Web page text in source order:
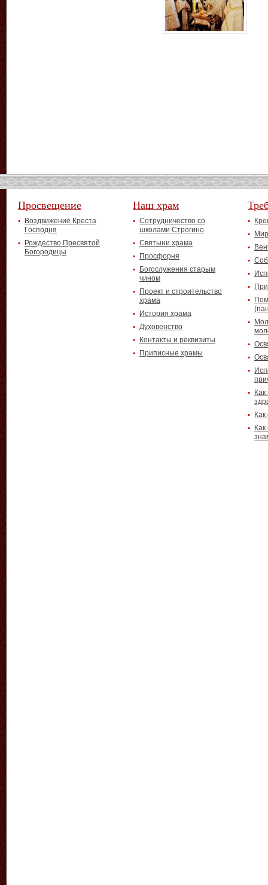
Просвещение
Воздвижение Креста
Господня
Рождество Пресвятой
Богородицы
Наш храм
Сотрудничество со
школами Строгино
Святыни храма
Просфорня
Богослужения старым
чином
Проект и строительство
храма
История храма
Духовенство
Контакты и реквизиты
Приписные храмы
Как